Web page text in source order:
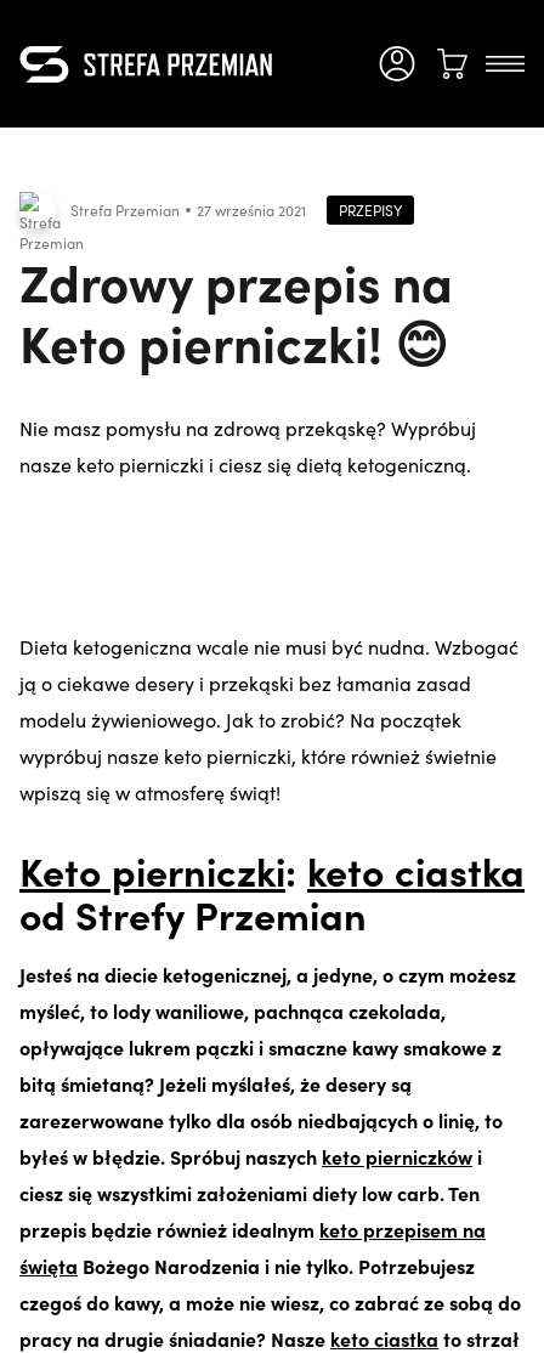
Strefa Przemian 27 września 2021 PRZEPISY
Zdrowy przepis na
Keto pierniczki! 😊
Nie masz pomysłu na zdrową przekąskę? Wypróbuj
nasze keto pierniczki i ciesz się dietą ketogeniczną.
Dieta ketogeniczna wcale nie musi być nudna. Wzbogać
ją o ciekawe desery i przekąski bez łamania zasad
modelu żywieniowego. Jak to zrobić? Na początek
wypróbuj nasze keto pierniczki, które również świetnie
wpiszą się w atmosferę świąt!
Keto pierniczki: keto ciastka
od Strefy Przemian
Jesteś na diecie ketogenicznej, a jedyne, o czym możesz
myśleć, to lody waniliowe, pachnąca czekolada,
opływające lukrem pączki i smaczne kawy smakowe z
bitą śmietaną? Jeżeli myślałeś, że desery są
zarezerwowane tylko dla osób niedbających o linię, to
byłeś w błędzie. Spróbuj naszych keto pierniczkówi
ciesz się wszystkimi założeniami diety low carb. Ten
przepis będzie również idealnym keto przepisem na
święta Bożego Narodzenia i nie tylko. Potrzebujesz
czegoś do kawy, a może nie wiesz, co zabrać ze sobą do
pracy na drugie śniadanie? Nasze keto ciastka to strzał